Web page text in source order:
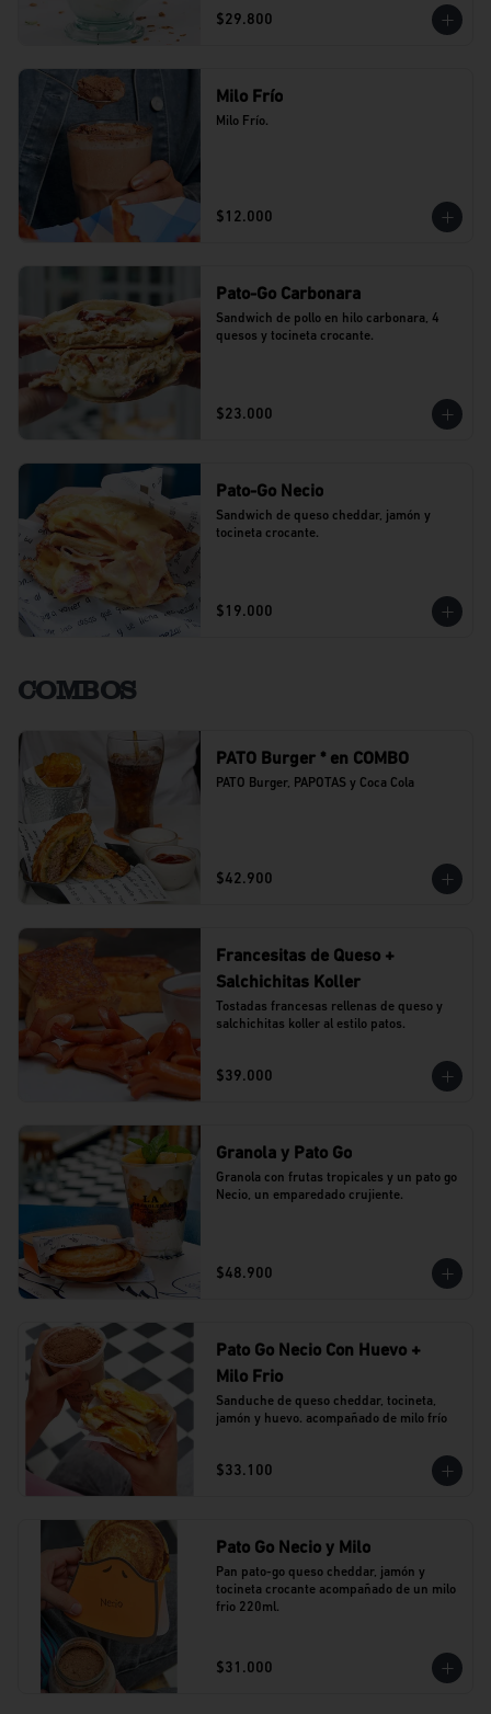
$29.800
Milo Frío
Milo Frío.
$12.000
Pato-Go Carbonara
Sandwich de pollo en hilo carbonara, 4
quesos y tocineta crocante.
$23.000
Pato-Go Necio
Sandwich de queso cheddar, jamón y
tocineta crocante.
$19.000
COMBOS
PATO Burger * en COMBO
PATO Burger, PAPOTAS y Coca Cola
$42.900
Francesitas de Queso +
Salchichitas Koller
Tostadas francesas rellenas de queso y
salchichitas koller al estilo patos.
$39.000
Granola y Pato Go
Granola con frutas tropicales y un pato go
Necio, un emparedado crujiente.
$48.900
Pato Go Necio Con Huevo +
Milo Frio
Sanduche de queso cheddar, tocineta,
jamón y huevo. acompañado de milo frío
$33.100
Pato Go Necio y Milo
Pan pato-go queso cheddar, jamón y
tocineta crocante acompañado de un milo
frio 220ml.
$31.000